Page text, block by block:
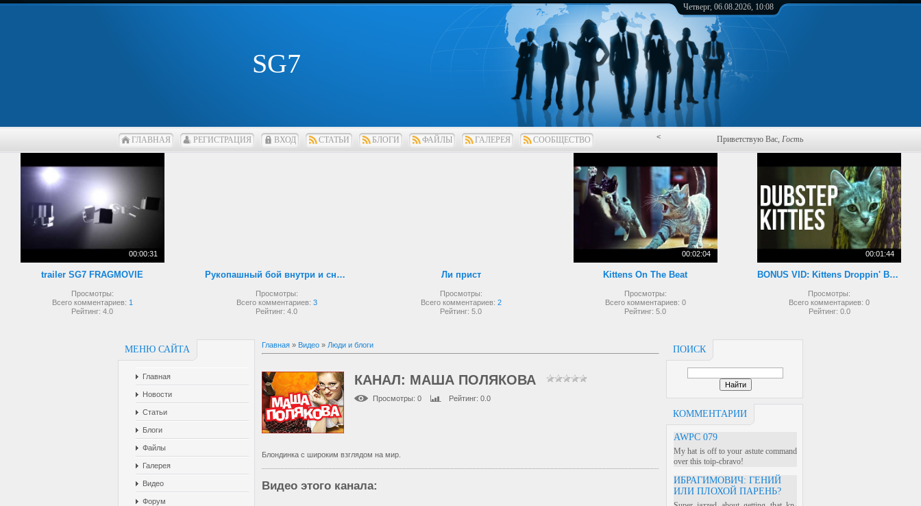
SG7
Четверг, 06.08.2026, 10:08
ГЛАВНАЯ РЕГИСТРАЦИЯ ВХОД СТАТЬИ БЛОГИ ФАЙЛЫ ГАЛЕРЕЯ СООБЩЕСТВО < Приветствую Вас, Гость
00:00:31
trailer SG7 FRAGMOVIE
Просмотры:
Всего комментариев: 1
Рейтинг: 4.0
Рукопашный бой внутри и снаружи
Просмотры:
Всего комментариев: 3
Рейтинг: 4.0
Ли прист
Просмотры:
Всего комментариев: 2
Рейтинг: 5.0
00:02:04
Kittens On The Beat
Просмотры:
Всего комментариев: 0
Рейтинг: 5.0
00:01:44
BONUS VID: Kittens Droppin' Beats
Просмотры:
Всего комментариев: 0
Рейтинг: 0.0
МЕНЮ САЙТА
Главная
Новости
Статьи
Блоги
Файлы
Галерея
Видео
Форум
ПОИСК
КОММЕНТАРИИ
AWPC 079
My hat is off to your astute command
over this toip-cbravo!
ИБРАГИМОВИЧ: ГЕНИЙ
ИЛИ ПЛОХОЙ ПАРЕНЬ?
Главная » Видео » Люди и блоги
КАНАЛ: МАША ПОЛЯКОВА
Просмотры: 0 Рейтинг: 0.0
Блондинка с широким взглядом на мир.
Видео этого канала: